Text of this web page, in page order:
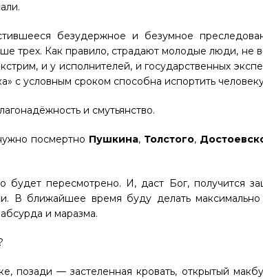
безудержное и безумное
трех. Как правило, страдают молодые люди, не
и у исполнителей, и государственных
с условным сроком способна испортить
и смутьянство.
посмертно Пушкина, Толстого,
будет пересмотрено. И, даст Бог, получится
В ближайшее время буду делать
и маразма.
позади — застеленная кровать, открытый